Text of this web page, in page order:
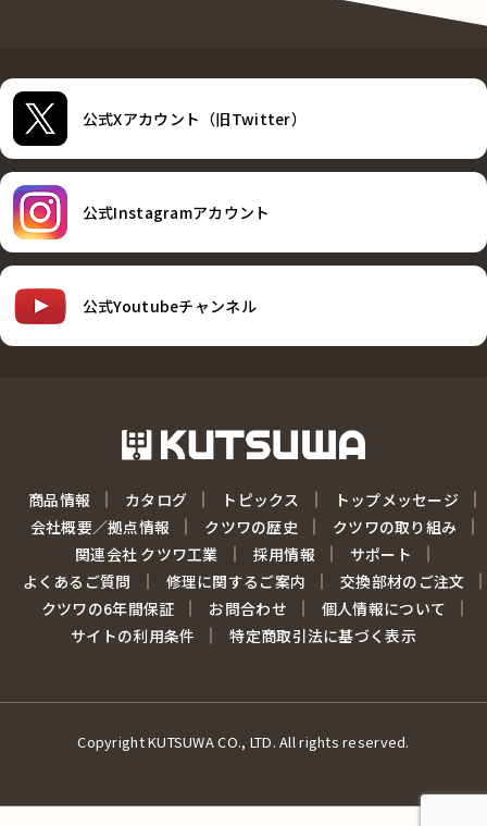
公式Xアカウント（旧Twitter）
公式Instagramアカウント
公式Youtubeチャンネル
商品情報 カタログ トピックス
トップメッセージ
会社概要／拠点情報
クツワの歴史
クツワの取り組み
関連会社 クツワ工業
採用情報
サポート
よくあるご質問
修理に関するご案内
交換部材のご注文
クツワの6年間保証
お問合わせ
個人情報について
サイトの利用条件
特定商取引法に基づく表示
Copyright KUTSUWA CO., LTD. All rights reserved.